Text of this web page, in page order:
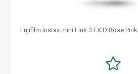
Fujifilm instax mini Link 3 EX D Rose Pink